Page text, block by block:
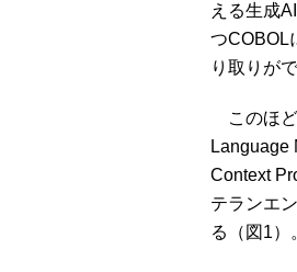
える生成
つCOBOL
り取りが
このほど
Language
Context
テランエ
る（図1）